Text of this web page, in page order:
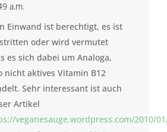
a.m.
Einwand ist berechtigt, es ist
oder wird vermutet
es sich dabei um Analoga,
nicht aktives Vitamin B12
Sehr interessant ist auch
Artikel
veganesauge.wordpress.com/2010/